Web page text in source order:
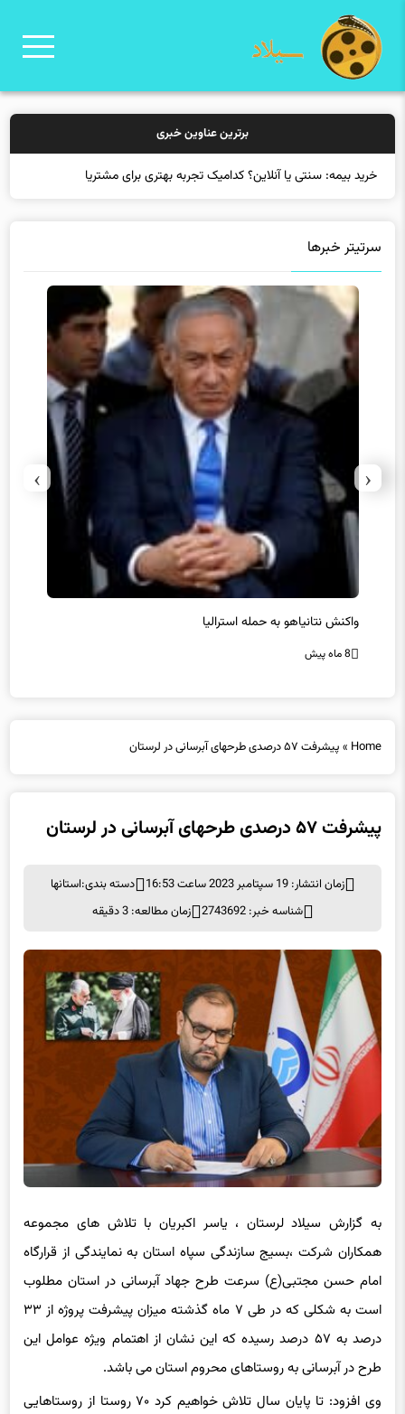
برترین عناوین خبری
خرید بیمه: سنتی یا آنلاین؟ کدامیک تجربه بهتری برای مشتریان ایجاد م
سرتیتر خبرها
واکنش نتانیاهو به حمله استرالیا
8 ماه پیش
‹
›
Home
» پیشرفت ۵۷ درصدی طرحهای آبرسانی در لرستان
پیشرفت ۵۷ درصدی طرحهای آبرسانی در لرستان
زمان انتشار: 19 سپتامبر 2023 ساعت 16:53 دسته بندی:استانها
شناسه خبر: 2743692
زمان مطالعه: 3 دقیقه
به گزارش سیلاد لرستان ، یاسر اکبریان با تلاش های مجموعه
همکاران شرکت ،بسیج سازندگی سپاه استان به نمایندگی از قرارگاه
امام حسن مجتبی(ع) سرعت طرح جهاد آبرسانی در استان مطلوب
است به شکلی که در طی ۷ ماه گذشته میزان پیشرفت پروژه از ۳۳
درصد به ۵۷ درصد رسیده که این نشان از اهتمام ویژه عوامل این
طرح در آبرسانی به روستاهای محروم استان می باشد.
وی افزود: تا پایان سال تلاش خواهیم کرد ۷۰ روستا از روستاهایی